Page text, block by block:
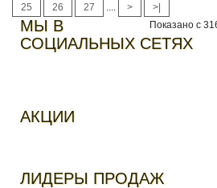
25
26 27 .... >
>|
Показано с
МЫ В
СОЦИАЛЬНЫХ СЕТЯХ
АКЦИИ
ЛИДЕРЫ ПРОДАЖ